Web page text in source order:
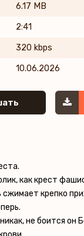
6.17 MB
2:41
320 kbps
10.06.2026
как крест
сжимает крепко
не боится он